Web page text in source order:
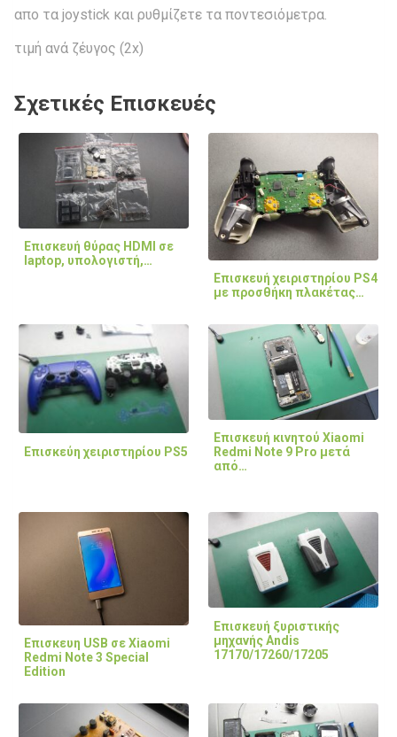
απο τα joystick και ρυθμίζετε τα ποντεσιόμετρα.
τιμή ανά ζέυγος (2x)
Σχετικές Επισκευές
Επισκευή θύρας HDMI σε
laptop, υπολογιστή,…
Επισκευή χειριστηρίου PS4
με προσθήκη πλακέτας…
Επισκεύη χειριστηρίου PS5
Επισκευή κινητού Xiaomi
Redmi Note 9 Pro μετά
από…
Επισκευη USB σε Xiaomi
Redmi Note 3 Special
Edition
Επισκευή ξυριστικής
μηχανής Andis
17170/17260/17205